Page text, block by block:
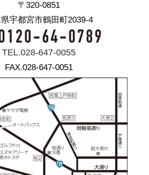
〒320-0851
宇都宮市鶴田町2039-4
TEL.028-647-0055
FAX.028-647-0051